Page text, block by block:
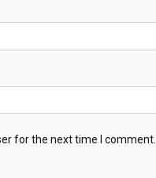
for the next time I comment.